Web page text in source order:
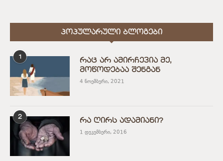
ᲞᲝᲞᲣᲚᲐᲠᲣᲚᲘ ᲑᲚᲝᲒᲔᲑᲘ
1
რაც არ ამირჩევია მე,
მოწოდებაა შენგან
4 ნოემბერი, 2021
2
რა ღირს ადამიანი?
1 დეკემბერი, 2016